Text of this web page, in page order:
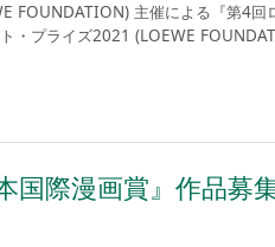
FOUNDATION) 主催による『第4回
・プライズ2021 (LOEWE
国際漫画賞』作品募